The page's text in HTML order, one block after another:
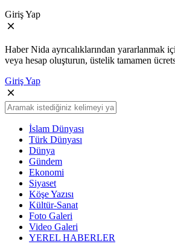
Giriş Yap
Haber Nida ayrıcalıklarından yararlanmak
veya hesap oluşturun, üstelik tamamen
Giriş Yap
İslam Dünyası
Türk Dünyası
Dünya
Gündem
Ekonomi
Siyaset
Köşe Yazısı
Kültür-Sanat
Foto Galeri
Video Galeri
YEREL HABERLER